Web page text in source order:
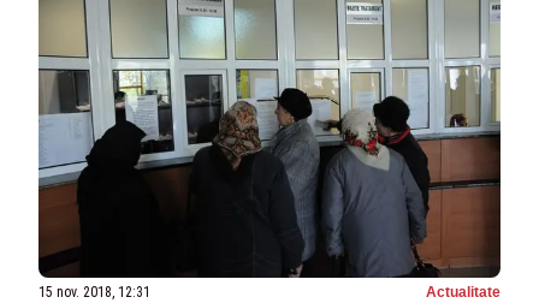
15 nov. 2018, 12:31 Actualitate